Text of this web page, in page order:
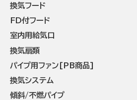
換気フード
FD付フード
室内用給気口
換気扇類
パイプ用ファン[PB商品]
換気システム
傾斜/不燃パイプ